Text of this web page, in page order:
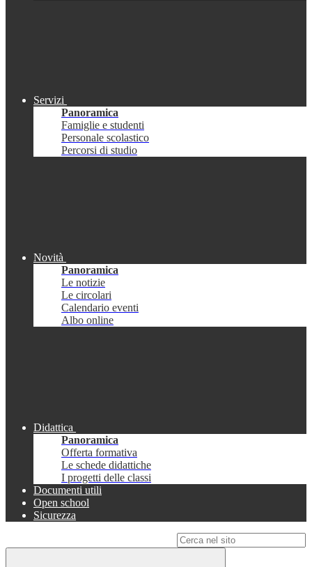
Servizi
Panoramica
Famiglie e studenti
Personale scolastico
Percorsi di studio
Novità
Panoramica
Le notizie
Le circolari
Calendario eventi
Albo online
Didattica
Panoramica
Offerta formativa
Le schede didattiche
I progetti delle classi
Documenti utili
Open school
Sicurezza